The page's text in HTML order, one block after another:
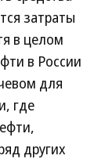
затраты
в целом
в России
для
где
других